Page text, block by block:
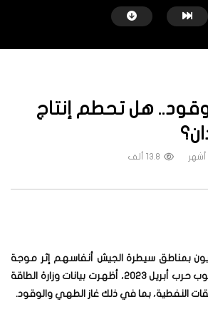
لقمة عيش
الحرب تلتهم إيرادات
هل تحطم إنتاج
13.8 ألف
بمناطق سيطرة الجيش أنفاسهم إثر موجة
غلاء لم تتوقف منذ نشوب حرب أبريل 2023، أظهرت بيانات وزارة الطاقة
النفطية، بما في ذلك غاز الطهي والوقود.